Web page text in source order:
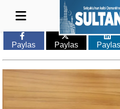
Paylas Paylas Paylas